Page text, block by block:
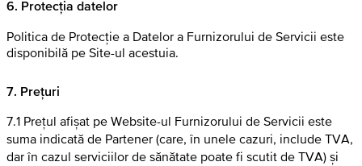
6. Protecția datelor
Politica de Protecție a Datelor a Furnizorului de Servicii este
disponibilă pe Site-ul acestuia.
7. Prețuri
7.1 Prețul afișat pe Website-ul Furnizorului de Servicii este
suma indicată de Partener (care, în unele cazuri, include TVA,
dar în cazul serviciilor de sănătate poate fi scutit de TVA) și